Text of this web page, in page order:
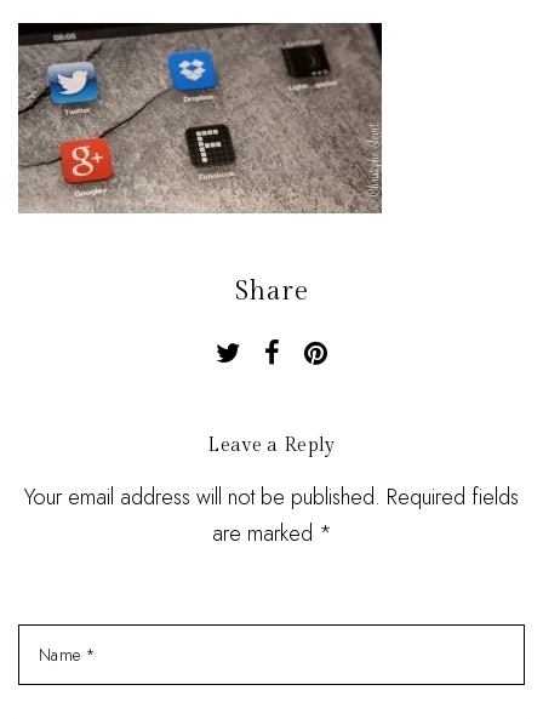
Share
Leave a Reply
Your email address will not be published. Required fields
are marked *